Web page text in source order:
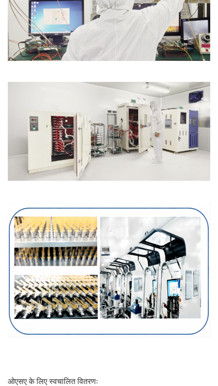
ओएसए के लिए स्वचालित वितरणः